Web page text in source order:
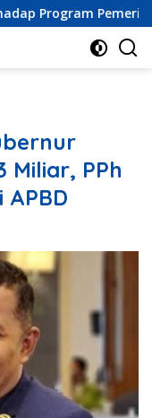
Pemerintah
Miliar, PPh